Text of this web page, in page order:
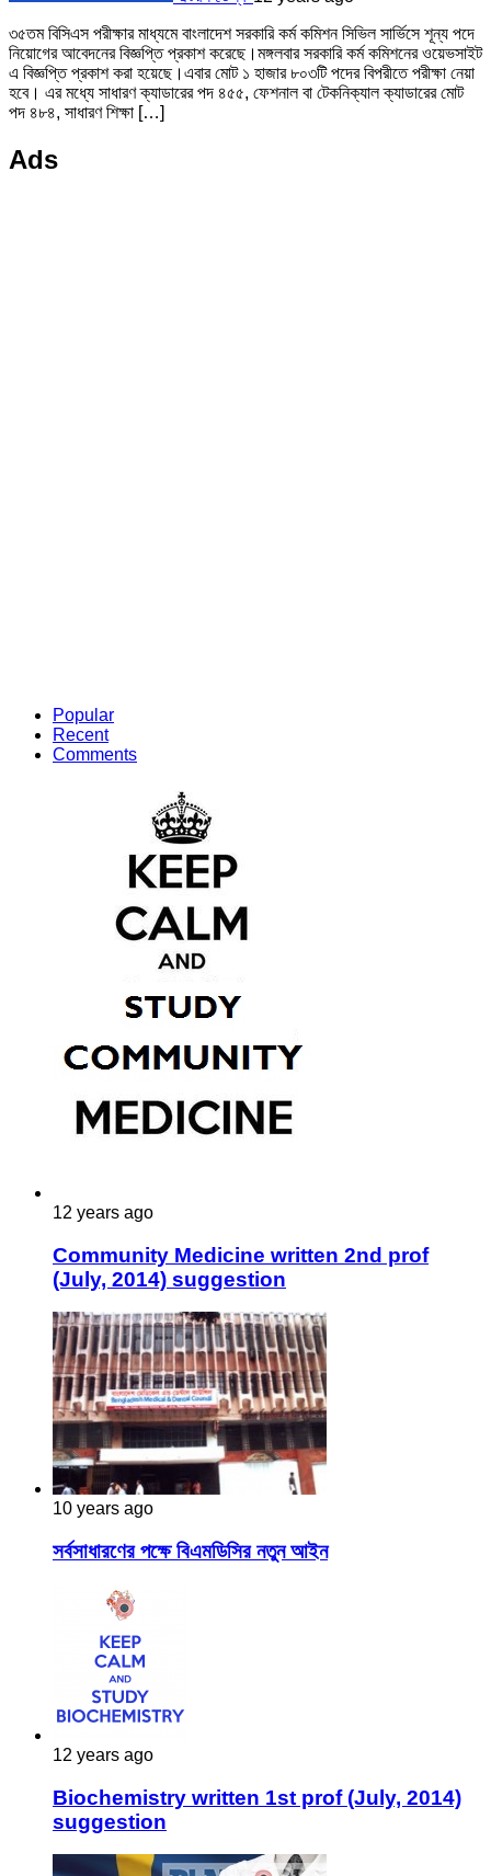
৩৫তম বিসিএস পরীক্ষার মাধ্যমে বাংলাদেশ সরকারি কর্ম কমিশন সিভিল সার্ভিসে শূন্য পদে
নিয়োগের আবেদনের বিজ্ঞপ্তি প্রকাশ করেছে।মঙ্গলবার সরকারি কর্ম কমিশনের ওয়েভসাইট
এ বিজ্ঞপ্তি প্রকাশ করা হয়েছে।এবার মোট ১ হাজার ৮০৩টি পদের বিপরীতে পরীক্ষা নেয়া
হবে। এর মধ্যে সাধারণ ক্যাডারের পদ ৪৫৫, ফেশনাল বা টেকনিক্যাল ক্যাডারের মোট
পদ ৪৮৪, সাধারণ শিক্ষা […]
Ads
Popular
Recent
Comments
12 years ago
Community Medicine written 2nd prof
(July, 2014) suggestion
10 years ago
সর্বসাধারণের পক্ষে বিএমডিসির নতুন আইন
12 years ago
Biochemistry written 1st prof (July, 2014)
suggestion